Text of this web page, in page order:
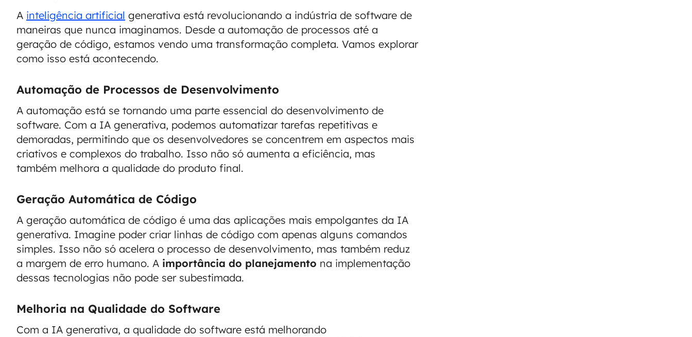
A inteligência artificial generativa está revolucionando a indústria de software de
maneiras que nunca imaginamos. Desde a automação de processos até a
geração de código, estamos vendo uma transformação completa. Vamos explorar
como isso está acontecendo.
Automação de Processos de Desenvolvimento
A automação está se tornando uma parte essencial do desenvolvimento de
software. Com a IA generativa, podemos automatizar tarefas repetitivas e
demoradas, permitindo que os desenvolvedores se concentrem em aspectos mais
criativos e complexos do trabalho. Isso não só aumenta a eficiência, mas
também melhora a qualidade do produto final.
Geração Automática de Código
A geração automática de código é uma das aplicações mais empolgantes da IA
generativa. Imagine poder criar linhas de código com apenas alguns comandos
simples. Isso não só acelera o processo de desenvolvimento, mas também reduz
a margem de erro humano. A importância do planejamento na implementação
dessas tecnologias não pode ser subestimada.
Melhoria na Qualidade do Software
Com a IA generativa, a qualidade do software está melhorando